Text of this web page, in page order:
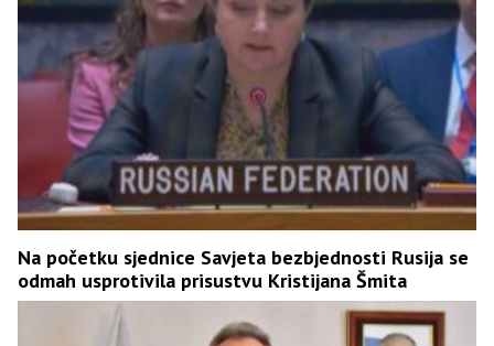
Na početku sjednice Savjeta bezbjednosti Rusija se
odmah usprotivila prisustvu Kristijana Šmita